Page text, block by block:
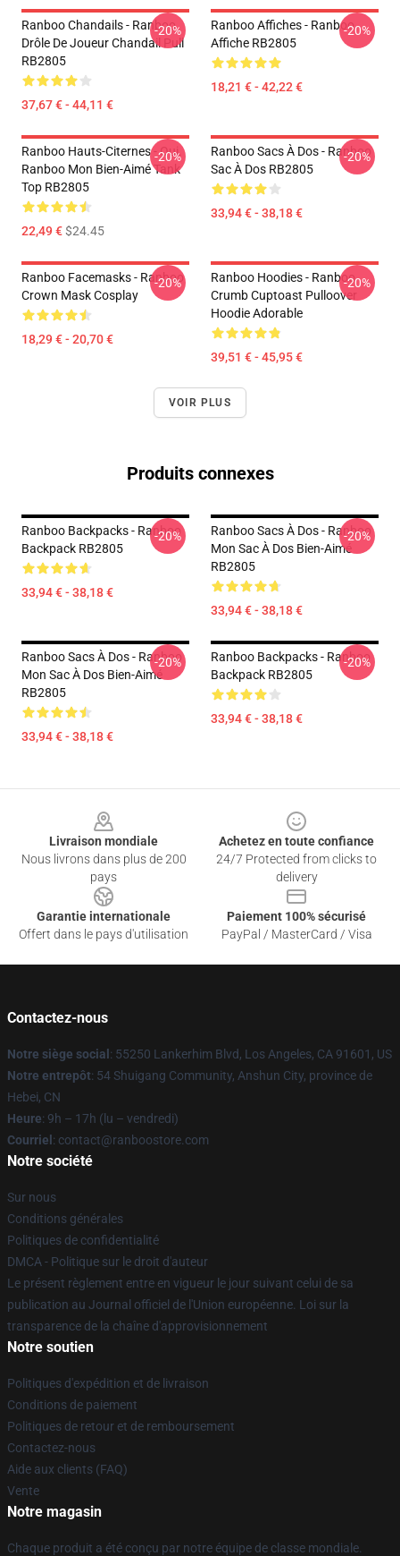
Ranboo Chandails - Ranboo
Drôle De Joueur Chandail Pull
RB2805
37,67 € - 44,11 €
-20%
Ranboo Affiches - Ranboo
Affiche RB2805
18,21 € - 42,22 €
-20%
Ranboo Hauts-Citernes - Oui.
Ranboo Mon Bien-Aimé Tank
Top RB2805
22,49 €$24.45
-20%
Ranboo Sacs À Dos - Ranboo
Sac À Dos RB2805
33,94 € - 38,18 €
-20%
Ranboo Facemasks - Ranboo
Crown Mask Cosplay
18,29 € - 20,70 €
-20%
Ranboo Hoodies - Ranboo
Crumb Cuptoast Pulloover
Hoodie Adorable
39,51 € - 45,95 €
-20%
VOIR PLUS
Produits connexes
Ranboo Backpacks - Ranboo
Backpack RB2805
33,94 € - 38,18 €
-20%
Ranboo Sacs À Dos - Ranboo
Mon Sac À Dos Bien-Aimé
RB2805
33,94 € - 38,18 €
-20%
Ranboo Sacs À Dos - Ranboo
Mon Sac À Dos Bien-Aimé
RB2805
33,94 € - 38,18 €
-20%
Ranboo Backpacks - Ranboo
Backpack RB2805
33,94 € - 38,18 €
-20%
Livraison mondiale
Nous livrons dans plus de 200
pays
Achetez en toute confiance
24/7 Protected from clicks to
delivery
Garantie internationale
Offert dans le pays d'utilisation
Paiement 100% sécurisé
PayPal / MasterCard / Visa
Contactez-nous
Notre siège social : 55250 Lankerhim Blvd, Los Angeles, CA 91601, US
Notre entrepôt: 54 Shuigang Community, Anshun City, province de
Hebei, CN
Heure: 9h – 17h (lu – vendredi)
Courriel : contact@ranboostore.com
Notre société
Sur nous
Conditions générales
Politiques de confidentialité
DMCA - Politique sur le droit d'auteur
Le présent règlement entre en vigueur le jour suivant celui de sa
publication au Journal officiel de l'Union européenne. Loi sur la
transparence de la chaîne d'approvisionnement
Notre soutien
Politiques d'expédition et de livraison
Conditions de paiement
Politiques de retour et de remboursement
Contactez-nous
Aide aux clients (FAQ)
Vente
Notre magasin
Chaque produit a été conçu par notre équipe de classe mondiale.